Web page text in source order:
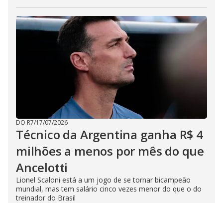
DO R7/17/07/2026
Técnico da Argentina ganha R$ 4
milhões a menos por mês do que
Ancelotti
Lionel Scaloni está a um jogo de se tornar bicampeão
mundial, mas tem salário cinco vezes menor do que o do
treinador do Brasil